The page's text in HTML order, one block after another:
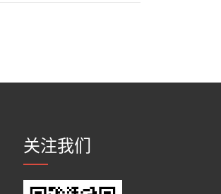
关注我们